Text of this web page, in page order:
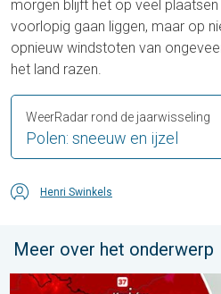
morgen blijft het op veel
voorlopig gaan liggen, maar op
opnieuw windstoten van
het land razen.
Polen: sneeuw en ijzel
WeerRadar rond de jaarwisseling
Henri Swinkels
Meer over het onderwerp
Extreme hitte in Oost-Europa.